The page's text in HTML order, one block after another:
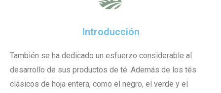
Introducción
También se ha dedicado un esfuerzo considerable al
desarrollo de sus productos de té. Además de los tés
clásicos de hoja entera, como el negro, el verde y el